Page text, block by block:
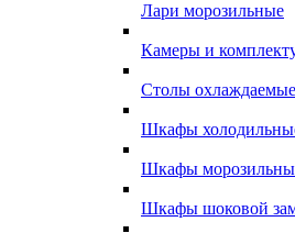
Лари морозильные
Камеры и
Столы охлаждаемые
Шкафы
Шкафы
Шкафы шоковой